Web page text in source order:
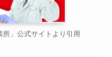
」公式サイトより引用